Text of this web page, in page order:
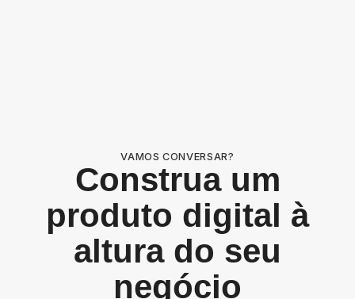
VAMOS CONVERSAR?
Construa um
produto digital à
altura do seu
negócio